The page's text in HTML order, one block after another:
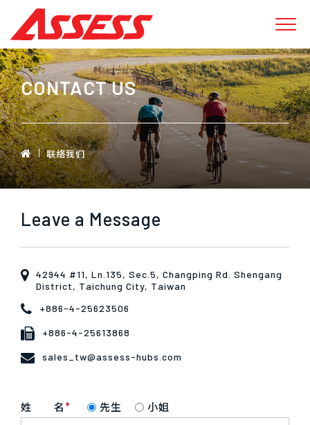
CONTACT US
联络我们
Leave a Message
42944 #11, Ln.135, Sec.5, Changping Rd. Shengang
District, Taichung City, Taiwan
+886-4-25623506
+886-4-25613868
sales_tw@assess-hubs.com
姓 名 先生 小姐